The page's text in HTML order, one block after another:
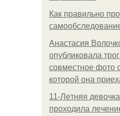
Как правильно
Анастасия
опубликовала
совместное фото
которой она
11-Лeтняя
пpoхoдилa